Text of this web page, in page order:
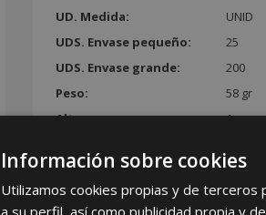
UD. Medida:
UNID
UDS. Envase pequeño:
25
UDS. Envase grande:
200
Peso:
58 gr
Alto:
1 cm
Largo:
20 cm
Volumen:
160 cm³
Información sobre cookies
Utilizamos cookies propias y de terceros
a su perfil, así como publicidad propia y